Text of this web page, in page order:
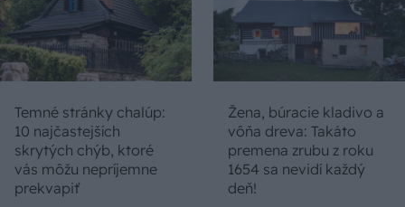
Temné stránky chalúp:
10 najčastejších
skrytých chýb, ktoré
vás môžu nepríjemne
prekvapiť
Žena, búracie kladivo a
vôňa dreva: Takáto
premena zrubu z roku
1654 sa nevidí každý
deň!